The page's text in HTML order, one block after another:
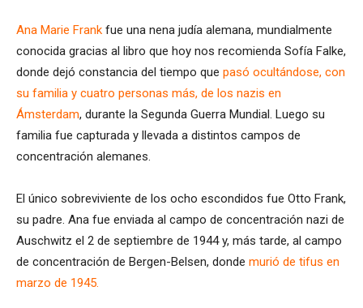
Ana Marie Frank fue una nena judía alemana, mundialmente
conocida gracias al libro que hoy nos recomienda Sofía Falke,
donde dejó constancia del tiempo que pasó ocultándose, con
su familia y cuatro personas más, de los nazis en
Ámsterdam, durante la Segunda Guerra Mundial. Luego su
familia fue capturada y llevada a distintos campos de
concentración alemanes.
El único sobreviviente de los ocho escondidos fue Otto Frank,
su padre. Ana fue enviada al campo de concentración nazi de
Auschwitz el 2 de septiembre de 1944 y, más tarde, al campo
de concentración de Bergen-Belsen, donde murió de tifus en
marzo de 1945.